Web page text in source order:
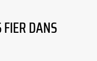
FIER DANS